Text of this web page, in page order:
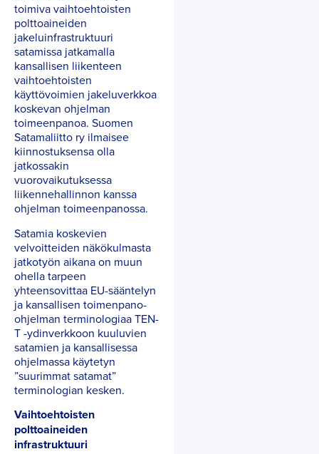
toimiva vaihtoehtoisten
polttoaineiden
jakeluinfrastruktuuri
satamissa jatkamalla
kansallisen liikenteen
vaihtoehtoisten
käyttövoimien jakeluverkkoa
koskevan ohjelman
toimeenpanoa. Suomen
Satamaliitto ry ilmaisee
kiinnostuksensa olla
jatkossakin
vuorovaikutuksessa
liikennehallinnon kanssa
ohjelman toimeenpanossa.
Satamia koskevien
velvoitteiden näkökulmasta
jatkotyön aikana on muun
ohella tarpeen
yhteensovittaa EU-sääntelyn
ja kansallisen toimenpano-
ohjelman terminologiaa TEN-
T -ydinverkkoon kuuluvien
satamien ja kansallisessa
ohjelmassa käytetyn
”suurimmat satamat”
terminologian kesken.
Vaihtoehtoisten
polttoaineiden
infrastruktuuri